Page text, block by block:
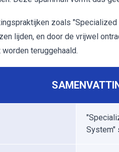
zoals
lijden, en door de vrijwel
teruggehaald.
System"